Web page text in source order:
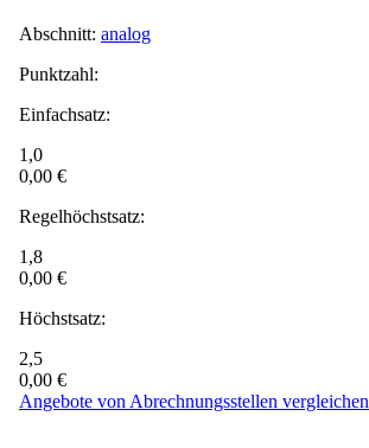
Abschnitt: analog
Punktzahl:
Einfachsatz:
1,0
0,00 €
Regelhöchstsatz:
1,8
0,00 €
Höchstsatz:
2,5
0,00 €
Angebote von Abrechnungsstellen vergleichen